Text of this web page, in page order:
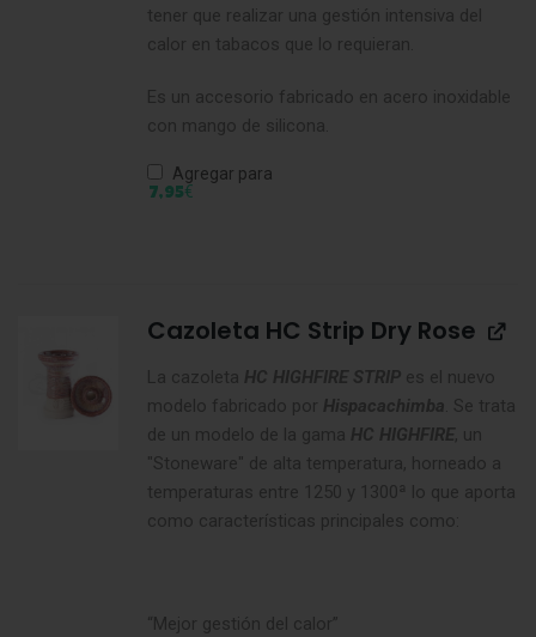
tener que realizar una gestión intensiva del
calor en tabacos que lo requieran.
Es un accesorio fabricado en acero inoxidable
con mango de silicona.
Agregar para
7,95€
Cazoleta HC Strip Dry Rose
La cazoleta HC HIGHFIRE STRIPes el nuevo
modelo fabricado por Hispacachimba . Se trata
de un modelo de la gama HC HIGHFIRE, un
"Stoneware" de alta temperatura, horneado a
temperaturas entre 1250 y 1300ª lo que aporta
como características principales como:
“Mejor gestión del calor”